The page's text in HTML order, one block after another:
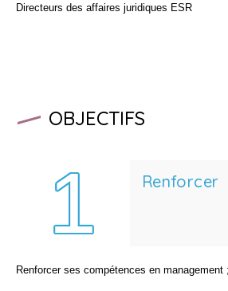
Directeurs des affaires juridiques ESR
OBJECTIFS
Renforcer
Renforcer ses compétences en management ;